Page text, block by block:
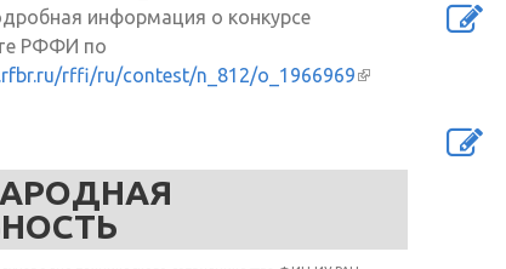
информация о конкурсе
РФФИ по
rffi/ru/contest/n_812/o_1966969(внешняя